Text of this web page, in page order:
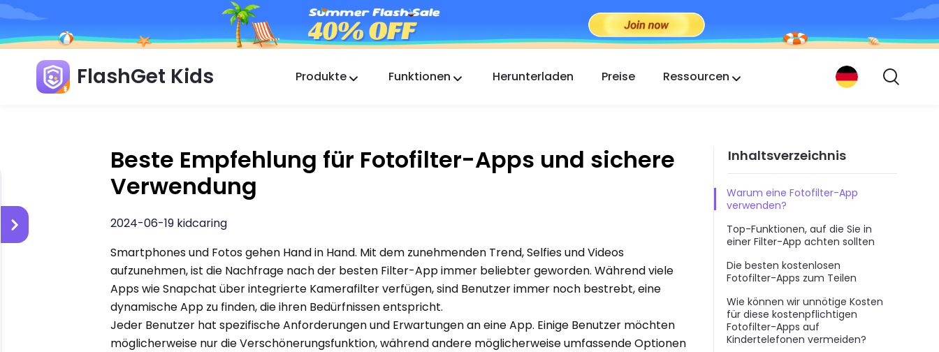
FlashGet Kids Produkte
FlashGet Finder
Funktionen Herunterladen Preise Ressourcen
Beste Empfehlung für Fotofilter-Apps und sichere
Verwendung
2024-06-19 kidcaring
Smartphones und Fotos gehen Hand in Hand. Mit dem zunehmenden Trend, Selfies und Videos
aufzunehmen, ist die Nachfrage nach der besten Filter-App immer beliebter geworden. Während viele
Apps wie Snapchat über integrierte Kamerafilter verfügen, sind Benutzer immer noch bestrebt, eine
dynamische App zu finden, die ihren Bedürfnissen entspricht.
Jeder Benutzer hat spezifische Anforderungen und Erwartungen an eine App. Einige Benutzer möchten
möglicherweise nur die Verschönerungsfunktion, während andere möglicherweise umfassende Optionen
Inhaltsverzeichnis
Warum eine Fotofilter-App
verwenden?
Top-Funktionen, auf die Sie in
einer Filter-App achten sollten
Die besten kostenlosen
Fotofilter-Apps zum Teilen
Wie können wir unnötige Kosten
für diese kostenpflichtigen
Fotofilter-Apps auf
Kindertelefonen vermeiden?